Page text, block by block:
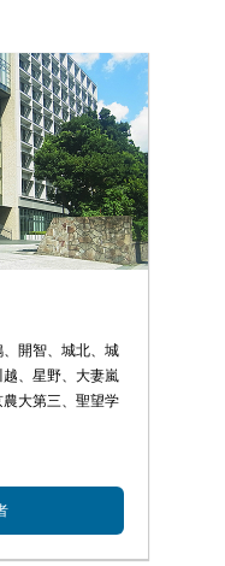
開智、城北、城
、星野、大妻嵐
大第三、聖望学